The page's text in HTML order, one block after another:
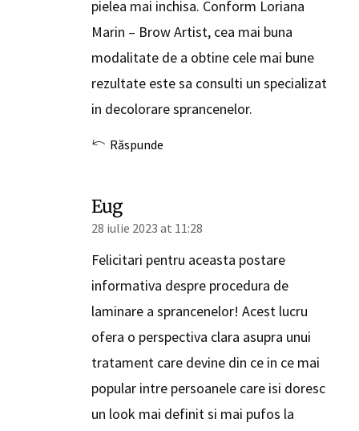
pielea mai inchisa. Conform Loriana
Marin – Brow Artist, cea mai buna
modalitate de a obtine cele mai bune
rezultate este sa consulti un specializat
in decolorare sprancenelor.
Răspunde
Eug
28 iulie 2023 at 11:28
Felicitari pentru aceasta postare
informativa despre procedura de
laminare a sprancenelor! Acest lucru
ofera o perspectiva clara asupra unui
tratament care devine din ce in ce mai
popular intre persoanele care isi doresc
un look mai definit si mai pufos la